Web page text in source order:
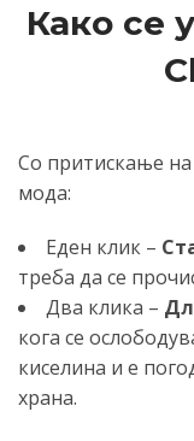
Како се
Со притискање
мода:
Еден клик –
треба да се
Два клика –
кога се
киселина и е
храна.